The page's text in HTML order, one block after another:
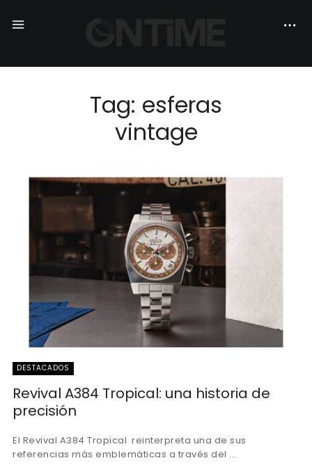
Tag: esferas
vintage
DESTACADOS
Revival A384 Tropical: una historia de
precisión
El Revival A384 Tropical reinterpreta una de sus
referencias más emblemáticas a través del ...